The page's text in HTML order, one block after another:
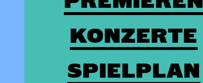
KONZERTE
SPIELPLAN